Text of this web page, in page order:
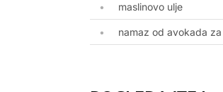
maslinovo ulje
namaz od avokada